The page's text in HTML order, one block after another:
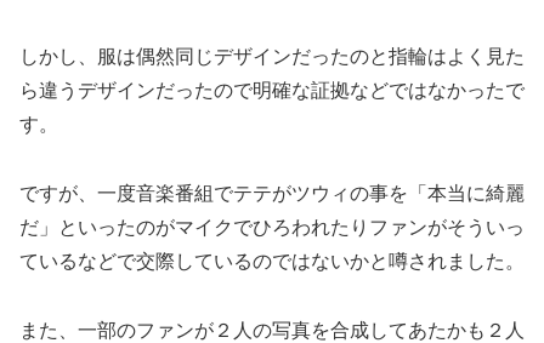
しかし、服は偶然同じデザインだったのと指輪はよく見た
ら違うデザインだったので明確な証拠などではなかったで
す。
ですが、一度音楽番組でテテがツウィの事を「本当に綺麗
だ」といったのがマイクでひろわれたりファンがそういっ
ているなどで交際しているのではないかと噂されました。
また、一部のファンが２人の写真を合成してあたかも２人